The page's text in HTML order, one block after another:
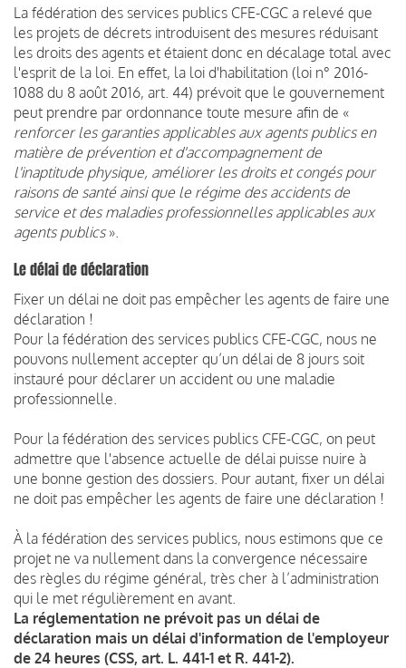
La fédération des services publics CFE-CGC a relevé que
les projets de décrets introduisent des mesures réduisant
les droits des agents et étaient donc en décalage total avec
l'esprit de la loi. En effet, la loi d'habilitation (loi n° 2016-
1088 du 8 août 2016, art. 44) prévoit que le gouvernement
peut prendre par ordonnance toute mesure afin de «
renforcer les garanties applicables aux agents publics en
matière de prévention et d'accompagnement de
l'inaptitude physique, améliorer les droits et congés pour
raisons de santé ainsi que le régime des accidents de
service et des maladies professionnelles applicables aux
agents publics».
Le délai de déclaration
Fixer un délai ne doit pas empêcher les agents de faire une
déclaration !
Pour la fédération des services publics CFE-CGC, nous ne
pouvons nullement accepter qu’un délai de 8 jours soit
instauré pour déclarer un accident ou une maladie
professionnelle.
Pour la fédération des services publics CFE-CGC, on peut
admettre que l'absence actuelle de délai puisse nuire à
une bonne gestion des dossiers. Pour autant, fixer un délai
ne doit pas empêcher les agents de faire une déclaration !
À la fédération des services publics, nous estimons que ce
projet ne va nullement dans la convergence nécessaire
des règles du régime général, très cher à l’administration
qui le met régulièrement en avant.
La réglementation ne prévoit pas un délai de
déclaration mais un délai d'information de l'employeur
de 24 heures (CSS, art. L. 441-1 et R. 441-2).